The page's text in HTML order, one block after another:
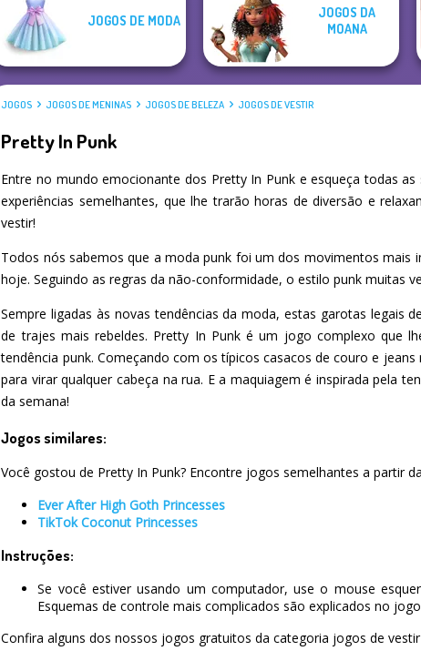
JOGOS DE MODA
JOGOS DA
MOANA
JOGOS JOGOS DE MENINAS JOGOS DE BELEZA JOGOS DE VESTIR
Pretty In Punk
Entre no mundo emocionante dos Pretty In Punk e esqueça todas
experiências semelhantes, que lhe trarão horas de diversão e
vestir!
Todos nós sabemos que a moda punk foi um dos movimentos mais
hoje. Seguindo as regras da não-conformidade, o estilo punk muitas
Sempre ligadas às novas tendências da moda, estas garotas legais
de trajes mais rebeldes. Pretty In Punk é um jogo complexo que
tendência punk. Começando com os típicos casacos de couro e
para virar qualquer cabeça na rua. E a maquiagem é inspirada pela
da semana!
Jogos similares:
Você gostou de Pretty In Punk? Encontre jogos semelhantes a partir
Ever After High Goth Princesses
TikTok Coconut Princesses
Instruções:
Se você estiver usando um computador, use o mouse
Esquemas de controle mais complicados são explicados no
Confira alguns dos nossos jogos gratuitos da categoria jogos de